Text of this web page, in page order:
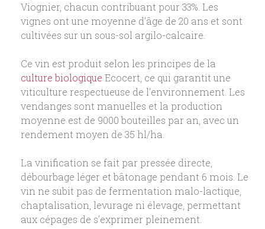
Viognier, chacun contribuant pour 33%. Les
vignes ont une moyenne d’âge de 20 ans et sont
cultivées sur un sous-sol argilo-calcaire.
Ce vin est produit selon les principes de la
culture biologique Ecocert, ce qui garantit une
viticulture respectueuse de l’environnement. Les
vendanges sont manuelles et la production
moyenne est de 9000 bouteilles par an, avec un
rendement moyen de 35 hl/ha.
La vinification se fait par pressée directe,
débourbage léger et bâtonage pendant 6 mois. Le
vin ne subit pas de fermentation malo-lactique,
chaptalisation, levurage ni élevage, permettant
aux cépages de s’exprimer pleinement.